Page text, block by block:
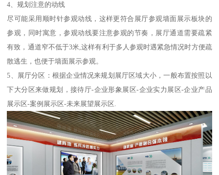
4、规划注意的动线
尽可能采用顺时针参观动线，这样更符合展厅参观墙面展示板块的
参观，同时寓意，参观动线要注意参观的节奏，展厅通道需要疏紧
有致，通道窄不低于3米,这样有利于多人参观时遇紧急情况时方便疏
散逃生，也便于墙面展示参观。
5、展厅分区：根据企业情况来规划展厅区域大小，一般布置按照以
下大分区来做规划，接待厅-企业形象展区-企业实力展区-企业产品
展示区-案例展示区-未来展望展示区.